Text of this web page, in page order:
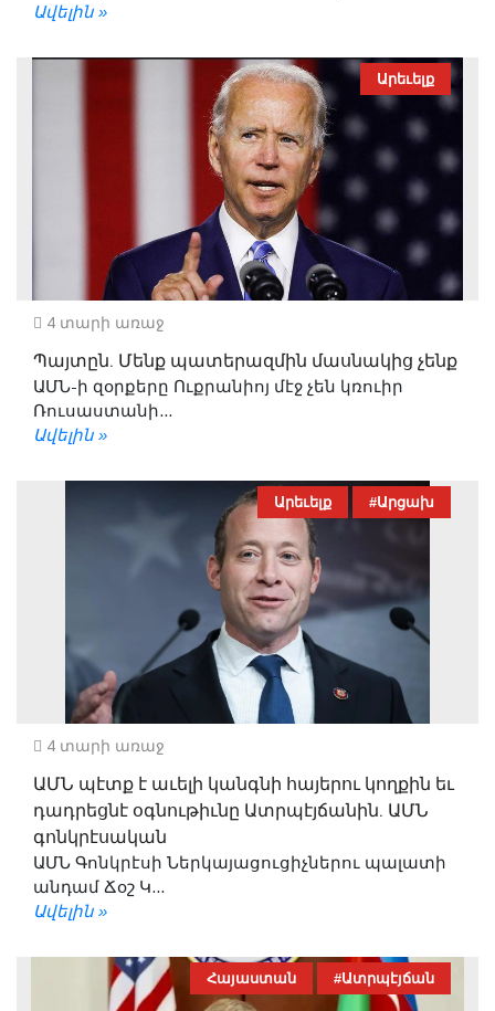
Ավելին »
Արեւելք
4 տարի առաջ
Պայտըն. Մենք պատերազմին մասնակից չենք
ԱՄՆ-ի զօրքերը Ուքրանիոյ մէջ չեն կռուիր
Ռուսաստանի...
Ավելին »
Արեւելք #Արցախ
4 տարի առաջ
ԱՄՆ պէտք է աւելի կանգնի հայերու կողքին եւ
դադրեցնէ օգնութիւնը Ատրպէյճանին. ԱՄՆ
գոնկրէսական
ԱՄՆ Գոնկրէսի Ներկայացուցիչներու պալատի
անդամ Ճօշ Կ...
Ավելին »
Հայաստան #Ատրպէյճան